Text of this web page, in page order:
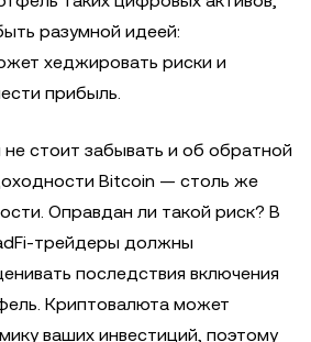
разумной идеей:
хеджировать риски и
прибыль.
стоит забывать и об обратной
Bitcoin — столь же
Оправдан ли такой риск? В
трейдеры должны
последствия включения
Криптовалюта может
ваших инвестиций, поэтому